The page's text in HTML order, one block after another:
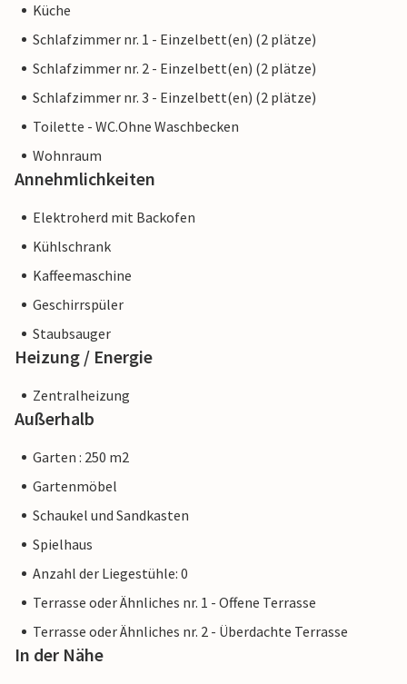
Küche
Schlafzimmer nr. 1 - Einzelbett(en) (2 plätze)
Schlafzimmer nr. 2 - Einzelbett(en) (2 plätze)
Schlafzimmer nr. 3 - Einzelbett(en) (2 plätze)
Toilette - WC.Ohne Waschbecken
Wohnraum
Annehmlichkeiten
Elektroherd mit Backofen
Kühlschrank
Kaffeemaschine
Geschirrspüler
Staubsauger
Heizung / Energie
Zentralheizung
Außerhalb
Garten : 250 m2
Gartenmöbel
Schaukel und Sandkasten
Spielhaus
Anzahl der Liegestühle: 0
Terrasse oder Ähnliches nr. 1 - Offene Terrasse
Terrasse oder Ähnliches nr. 2 - Überdachte Terrasse
In der Nähe